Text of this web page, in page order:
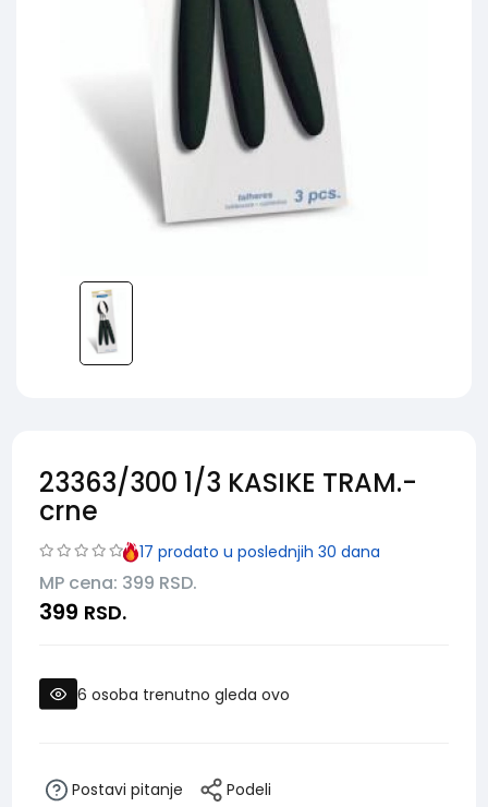
23363/300 1/3 KASIKE TRAM.-
crne
17 prodato u poslednjih 30 dana
MP cena: 399 RSD.
399 RSD.
6 osoba trenutno gleda ovo
Postavi pitanje Podeli